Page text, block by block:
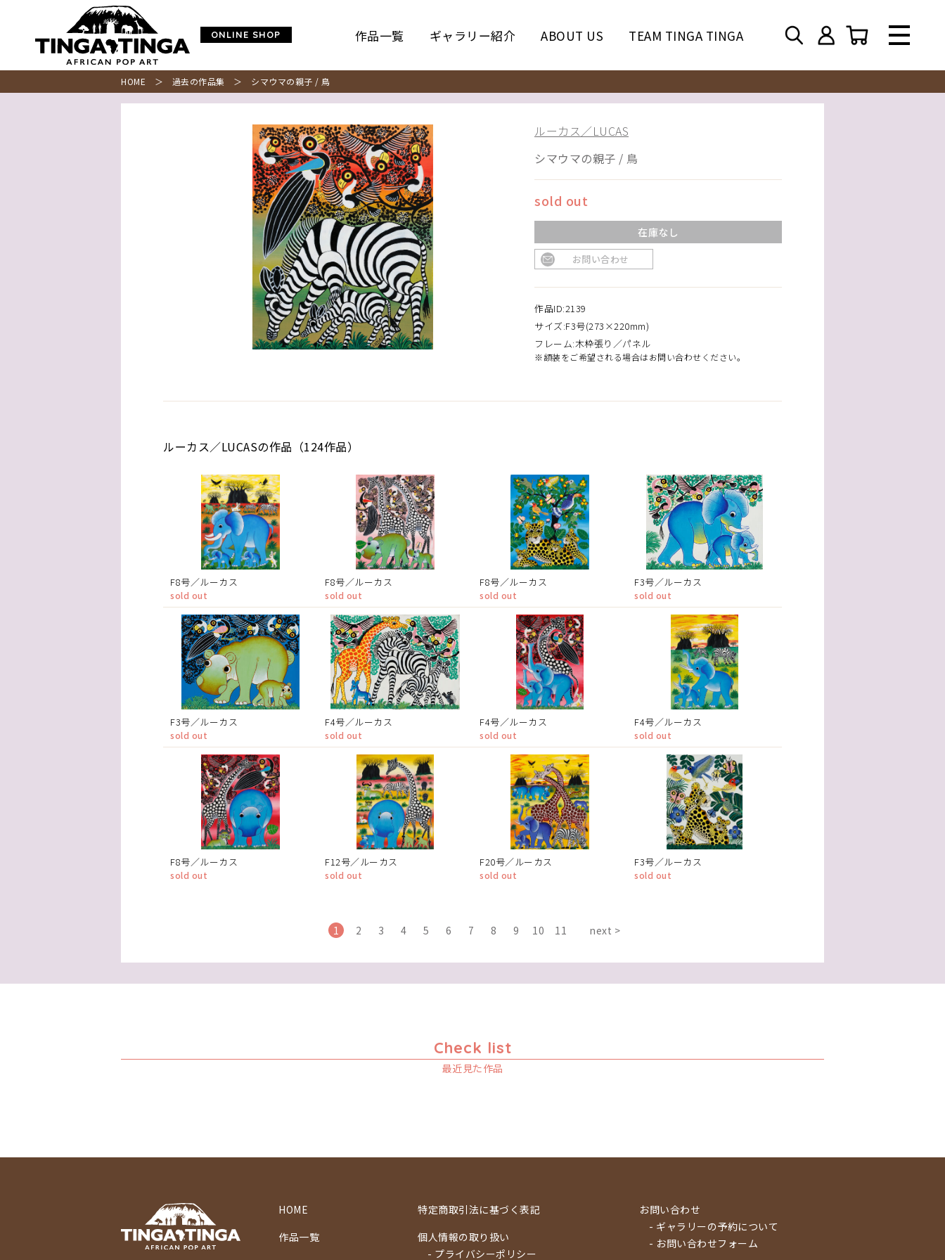
ONLINE SHOP 作品一覧 ギャラリー紹介 ABOUT US TEAM TINGA TINGA
HOME ＞ 過去の作品集 ＞ シマウマの親子 / 鳥
ルーカス／LUCAS
シマウマの親子 / 鳥
sold out
在庫なし
お問い合わせ
作品ID:2139
サイズ:F3号(273×220mm)
フレーム:木枠張り／パネル
※額装をご希望される場合はお問い合わせください。
ルーカス／LUCASの作品（124作品）
F8号／ルーカス
sold out
F8号／ルーカス
sold out
F8号／ルーカス
sold out
F3号／ルーカス
sold out
F3号／ルーカス
sold out
F4号／ルーカス
sold out
F4号／ルーカス
sold out
F4号／ルーカス
sold out
F8号／ルーカス
sold out
F12号／ルーカス
sold out
F20号／ルーカス
sold out
F3号／ルーカス
sold out
1 2 3 4 5 6 7 8 9 10 11 next >
Check list
最近見た作品
HOME
作品一覧
特定商取引法に基づく表記
個人情報の取り扱い
- プライバシーポリシー
お問い合わせ
- ギャラリーの予約について
- お問い合わせフォーム